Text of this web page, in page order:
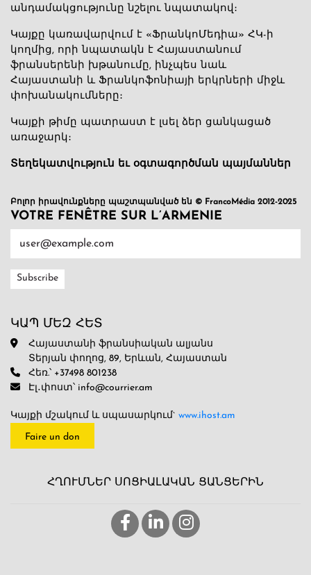
անդամակցությունը նշելու նպատակով։
Կայքը կառավարվում է «ՖրանկոՄեդիա» ՀԿ-ի
կողմից, որի նպատակն է Հայաստանում
ֆրանսերենի խթանումը, ինչպես նաև
Հայաստանի և Ֆրանկոֆոնիայի երկրների միջև
փոխանակումները։
Կայքի թիմը պատրաստ է լսել ձեր ցանկացած
առաջարկ։
Տեղեկատվություն եւ օգտագործման պայմաններ
Բոլոր իրավունքները պաշտպանված են © FrancoMédia 2012-2025
VOTRE FENÊTRE SUR L’ARMENIE
ԿԱՊ ՄԵԶ ՀԵՏ
Հայաստանի ֆրանսիական ալյանս
Տերյան փողոց, 89, Երևան, Հայաստան
Հեռ.՝ +37498 801238
Էլ․փոստ՝ info@courrier.am
Կայքի մշակում և սպասարկում` www.ihost.am
Faire un don
ՀՂՈՒՄՆԵՐ ՍՈՑԻԱԼԱԿԱՆ ՑԱՆՑԵՐԻՆ